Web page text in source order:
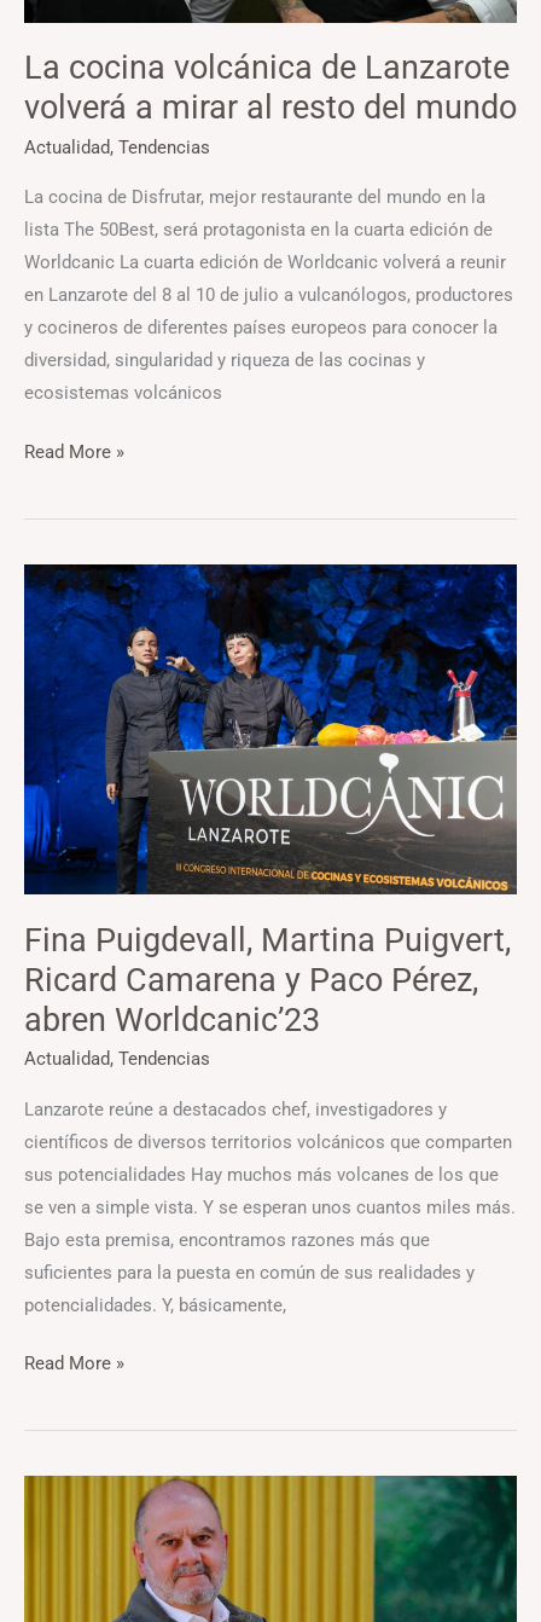
La cocina volcánica de Lanzarote
volverá a mirar al resto del mundo
Actualidad, Tendencias
La cocina de Disfrutar, mejor restaurante del mundo en la
lista The 50Best, será protagonista en la cuarta edición de
Worldcanic La cuarta edición de Worldcanic volverá a reunir
en Lanzarote del 8 al 10 de julio a vulcanólogos, productores
y cocineros de diferentes países europeos para conocer la
diversidad, singularidad y riqueza de las cocinas y
ecosistemas volcánicos
mundo
Read More »
Fina Puigdevall, Martina Puigvert,
Ricard Camarena y Paco Pérez,
abren Worldcanic’23
Actualidad, Tendencias
Lanzarote reúne a destacados chef, investigadores y
científicos de diversos territorios volcánicos que comparten
sus potencialidades Hay muchos más volcanes de los que
se ven a simple vista. Y se esperan unos cuantos miles más.
Bajo esta premisa, encontramos razones más que
suficientes para la puesta en común de sus realidades y
potencialidades. Y, básicamente,
Fina
Puigdevall,
Martina
Puigvert,
Ricard
Camarena
y
Paco
Pérez,
abren
Read More »